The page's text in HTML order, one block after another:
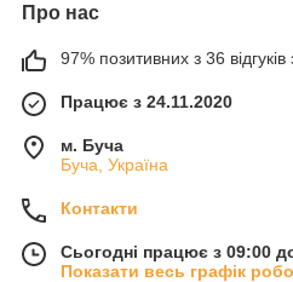
Про нас
97% позитивних з 36 відгуків
Працює з 24.11.2020
м. Буча
Буча, Україна
Контакти
Сьогодні працює з 09:00
Показати весь графік